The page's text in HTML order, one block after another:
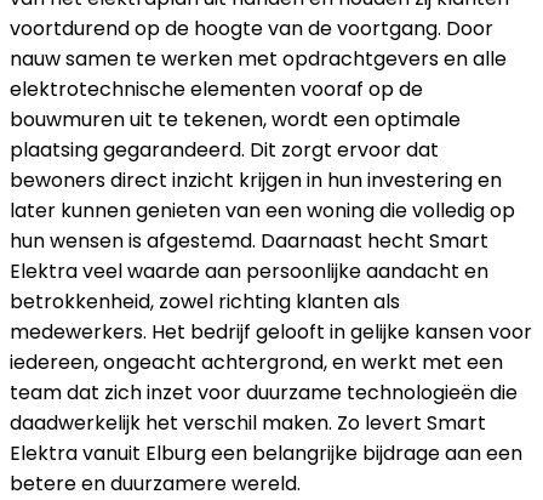
voortdurend op de hoogte van de voortgang. Door
nauw samen te werken met opdrachtgevers en alle
elektrotechnische elementen vooraf op de
bouwmuren uit te tekenen, wordt een optimale
plaatsing gegarandeerd. Dit zorgt ervoor dat
bewoners direct inzicht krijgen in hun investering en
later kunnen genieten van een woning die volledig op
hun wensen is afgestemd. Daarnaast hecht Smart
Elektra veel waarde aan persoonlijke aandacht en
betrokkenheid, zowel richting klanten als
medewerkers. Het bedrijf gelooft in gelijke kansen voor
iedereen, ongeacht achtergrond, en werkt met een
team dat zich inzet voor duurzame technologieën die
daadwerkelijk het verschil maken. Zo levert Smart
Elektra vanuit Elburg een belangrijke bijdrage aan een
betere en duurzamere wereld.